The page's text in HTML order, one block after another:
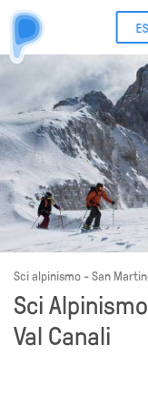
Sci alpinismo - San
Sci
Val Canali